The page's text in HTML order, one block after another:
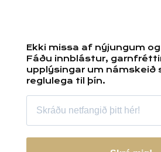
Ekki missa af nýjungum
Fáðu innblástur,
upplýsingar um námskeið
reglulega til þín.